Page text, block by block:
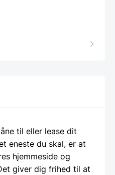
til eller lease dit
eneste du skal, er at
hjemmeside og
giver dig frihed til at